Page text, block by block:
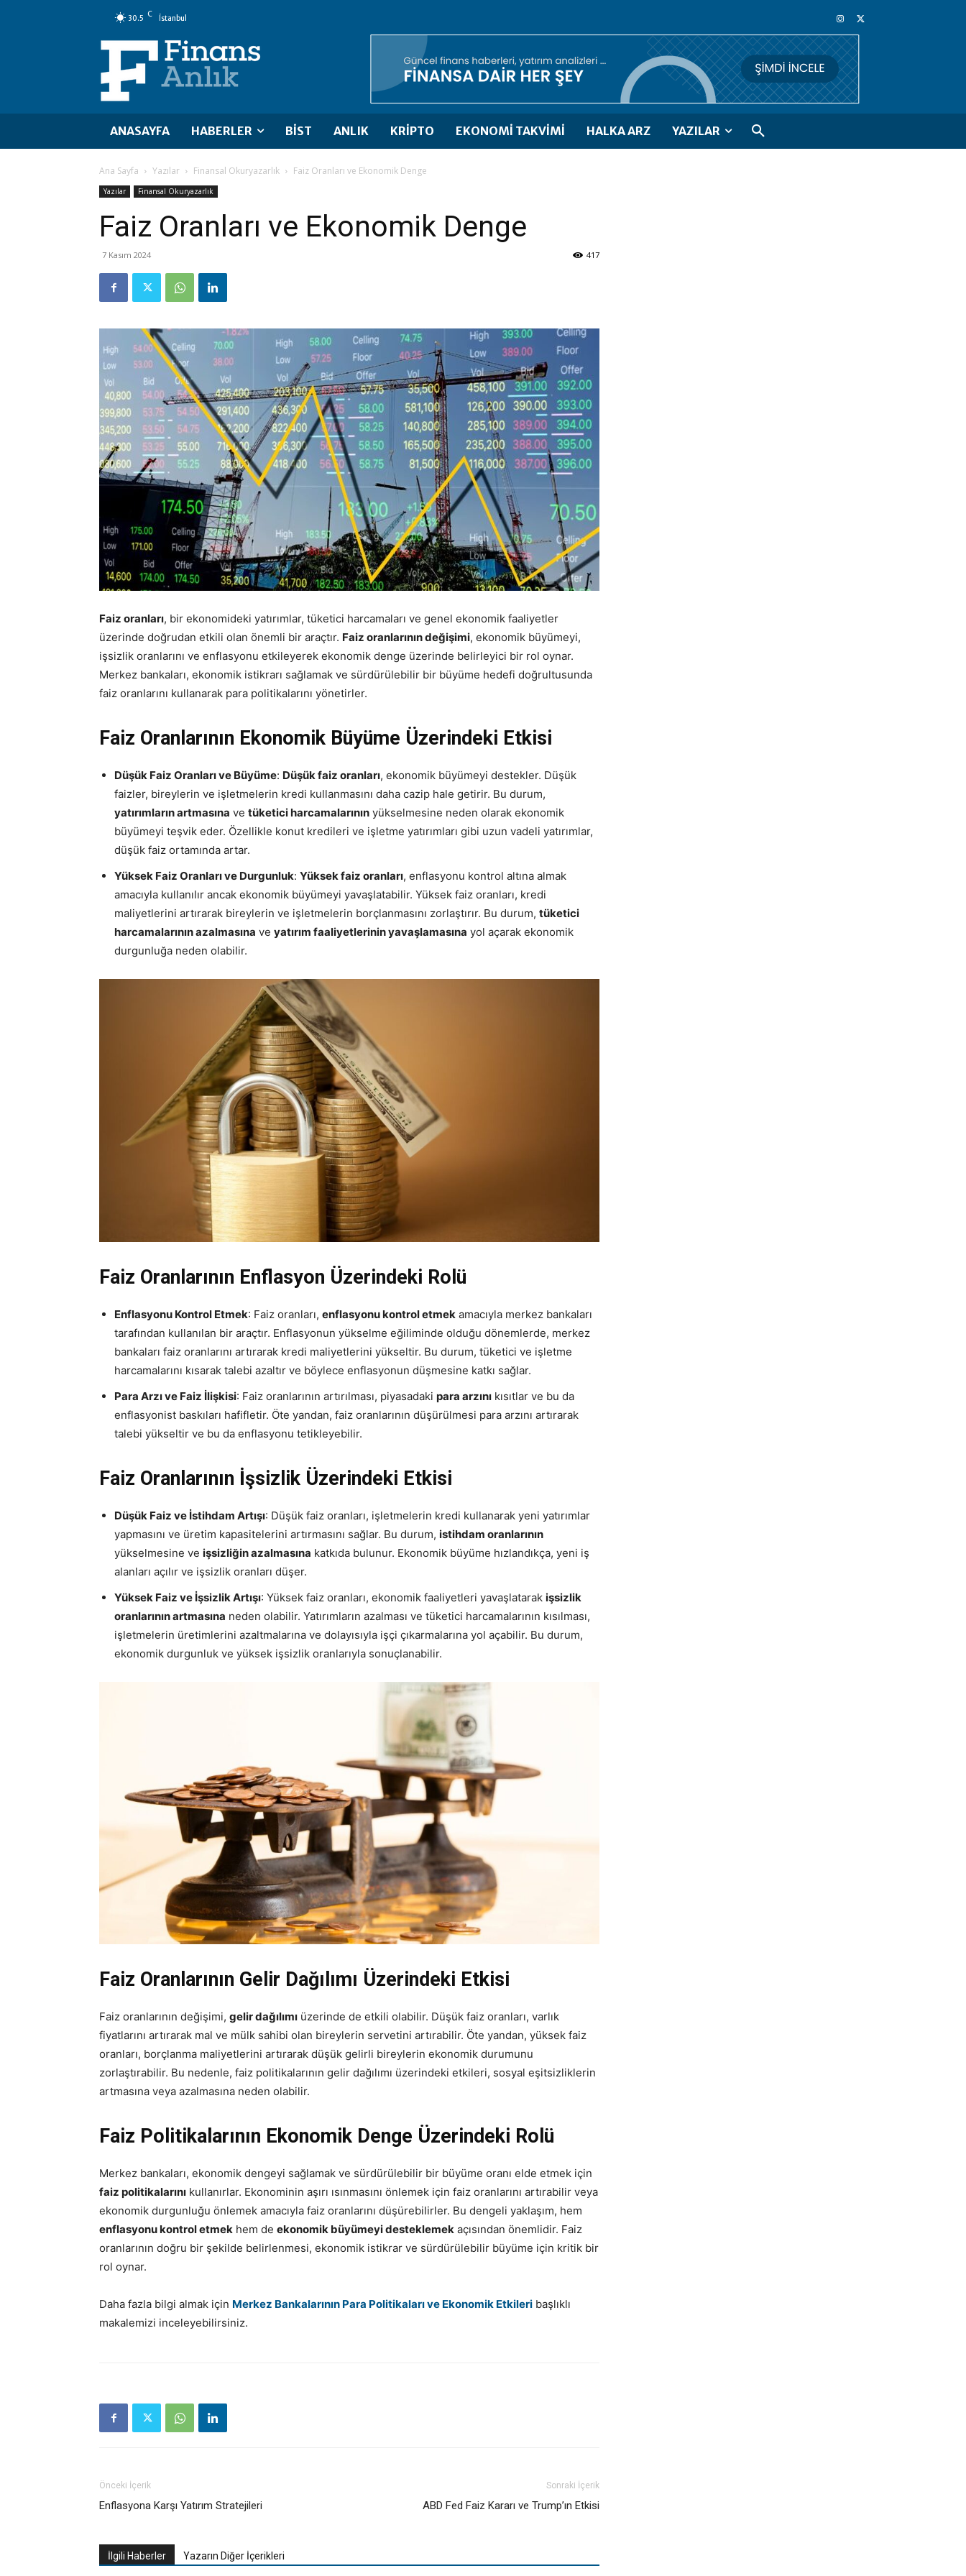
30.5 C İstanbul
ANASAYFA HABERLER BİST ANLIK KRİPTO EKONOMİ TAKVİMİ HALKA ARZ YAZILAR
Ana Sayfa Yazılar Finansal Okuryazarlık Faiz Oranları ve Ekonomik Denge
Yazılar Finansal Okuryazarlık
Faiz Oranları ve Ekonomik Denge
7 Kasım 2024 417
Faiz oranları, bir ekonomideki yatırımlar, tüketici harcamaları ve genel ekonomik faaliyetler
üzerinde doğrudan etkili olan önemli bir araçtır. Faiz oranlarının değişimi, ekonomik büyümeyi,
işsizlik oranlarını ve enflasyonu etkileyerek ekonomik denge üzerinde belirleyici bir rol oynar.
Merkez bankaları, ekonomik istikrarı sağlamak ve sürdürülebilir bir büyüme hedefi doğrultusunda
faiz oranlarını kullanarak para politikalarını yönetirler.
Faiz Oranlarının Ekonomik Büyüme Üzerindeki Etkisi
Düşük Faiz Oranları ve Büyüme: Düşük faiz oranları, ekonomik büyümeyi destekler. Düşük
faizler, bireylerin ve işletmelerin kredi kullanmasını daha cazip hale getirir. Bu durum,
yatırımların artmasına ve tüketici harcamalarının yükselmesine neden olarak ekonomik
büyümeyi teşvik eder. Özellikle konut kredileri ve işletme yatırımları gibi uzun vadeli yatırımlar,
düşük faiz ortamında artar.
Yüksek Faiz Oranları ve Durgunluk: Yüksek faiz oranları, enflasyonu kontrol altına almak
amacıyla kullanılır ancak ekonomik büyümeyi yavaşlatabilir. Yüksek faiz oranları, kredi
maliyetlerini artırarak bireylerin ve işletmelerin borçlanmasını zorlaştırır. Bu durum, tüketici
harcamalarının azalmasına ve yatırım faaliyetlerinin yavaşlamasına yol açarak ekonomik
durgunluğa neden olabilir.
Faiz Oranlarının Enflasyon Üzerindeki Rolü
Enflasyonu Kontrol Etmek: Faiz oranları, enflasyonu kontrol etmek amacıyla merkez bankaları
tarafından kullanılan bir araçtır. Enflasyonun yükselme eğiliminde olduğu dönemlerde, merkez
bankaları faiz oranlarını artırarak kredi maliyetlerini yükseltir. Bu durum, tüketici ve işletme
harcamalarını kısarak talebi azaltır ve böylece enflasyonun düşmesine katkı sağlar.
Para Arzı ve Faiz İlişkisi: Faiz oranlarının artırılması, piyasadaki para arzını kısıtlar ve bu da
enflasyonist baskıları hafifletir. Öte yandan, faiz oranlarının düşürülmesi para arzını artırarak
talebi yükseltir ve bu da enflasyonu tetikleyebilir.
Faiz Oranlarının İşsizlik Üzerindeki Etkisi
Düşük Faiz ve İstihdam Artışı: Düşük faiz oranları, işletmelerin kredi kullanarak yeni yatırımlar
yapmasını ve üretim kapasitelerini artırmasını sağlar. Bu durum, istihdam oranlarının
yükselmesine ve işsizliğin azalmasına katkıda bulunur. Ekonomik büyüme hızlandıkça, yeni iş
alanları açılır ve işsizlik oranları düşer.
Yüksek Faiz ve İşsizlik Artışı: Yüksek faiz oranları, ekonomik faaliyetleri yavaşlatarak işsizlik
oranlarının artmasına neden olabilir. Yatırımların azalması ve tüketici harcamalarının kısılması,
işletmelerin üretimlerini azaltmalarına ve dolayısıyla işçi çıkarmalarına yol açabilir. Bu durum,
ekonomik durgunluk ve yüksek işsizlik oranlarıyla sonuçlanabilir.
Faiz Oranlarının Gelir Dağılımı Üzerindeki Etkisi
Faiz oranlarının değişimi, gelir dağılımı üzerinde de etkili olabilir. Düşük faiz oranları, varlık
fiyatlarını artırarak mal ve mülk sahibi olan bireylerin servetini artırabilir. Öte yandan, yüksek faiz
oranları, borçlanma maliyetlerini artırarak düşük gelirli bireylerin ekonomik durumunu
zorlaştırabilir. Bu nedenle, faiz politikalarının gelir dağılımı üzerindeki etkileri, sosyal eşitsizliklerin
artmasına veya azalmasına neden olabilir.
Faiz Politikalarının Ekonomik Denge Üzerindeki Rolü
Merkez bankaları, ekonomik dengeyi sağlamak ve sürdürülebilir bir büyüme oranı elde etmek için
faiz politikalarını kullanırlar. Ekonominin aşırı ısınmasını önlemek için faiz oranlarını artırabilir veya
ekonomik durgunluğu önlemek amacıyla faiz oranlarını düşürebilirler. Bu dengeli yaklaşım, hem
enflasyonu kontrol etmek hem de ekonomik büyümeyi desteklemek açısından önemlidir. Faiz
oranlarının doğru bir şekilde belirlenmesi, ekonomik istikrar ve sürdürülebilir büyüme için kritik bir
rol oynar.
Daha fazla bilgi almak için Merkez Bankalarının Para Politikaları ve Ekonomik Etkileri başlıklı
makalemizi inceleyebilirsiniz.
Önceki İçerik
Enflasyona Karşı Yatırım Stratejileri
Sonraki İçerik
ABD Fed Faiz Kararı ve Trump’ın Etkisi
İlgili Haberler Yazarın Diğer İçerikleri